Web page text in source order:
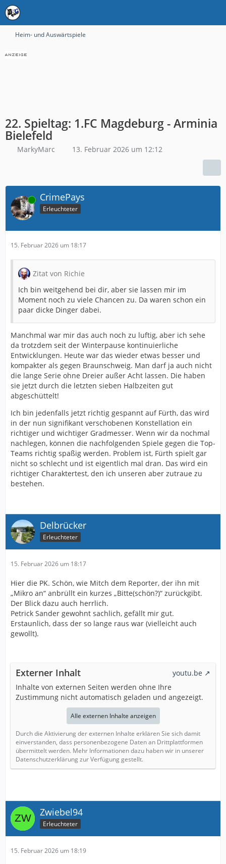
Heim- und Auswärtspiele
22. Spieltag: 1.FC Magdeburg - Arminia
Bielefeld
MarkyMarc 13. Februar 2026 um 12:12
Online CrimePays
Erleuchteter
15. Februar 2026 um 18:17
Zitat von Richie
Ich bin weitgehend bei dir, aber sie lassen mir im
Moment noch zu viele Chancen zu. Da waren schon ein
paar dicke Dinger dabei.
Manchmal war mir das auch noch zu luftig, aber ich sehe
da trotzdem seit der Winterpause kontinuierliche
Entwicklungen. Heute war das wieder etwas besser und
kompakter als gegen Braunschweig. Man darf ja auch nicht
die lange Serie ohne Dreier außer Acht lassen. Die haben
sie jetzt durch die letzten sieben Halbzeiten gut
abgeschüttelt!
Ich bin jedenfalls jetzt richtig gespannt auf Fürth, das wird
in der nun signifikant verschobenen Konstellation ein
richtiger und wichtiger Gradmesser. Wenn wir da nochmal
nachlegen, können die nachfolgenden Spiele gegen die Top-
Teams richtig spaßig werden. Problem ist, Fürth spielt gar
nicht so schlecht und ist eigentlich mal dran. Das wird ein
richtiger Charaktertest, den ich unseren aber zutraue zu
bestehen.
Delbrücker
Erleuchteter
15. Februar 2026 um 18:17
Hier die PK. Schön, wie Mitch dem Reporter, der ihn mit
„Mikro an“ anbrüllt ein kurzes „Bitte(schön?)“ zurückgibt.
Der Blick dazu auch herrlich.
Petrick Sander gewohnt sachlich, gefällt mir gut.
Erstaunlich, dass der so lange raus war (vielleicht auch
gewollt).
Externer Inhalt
youtu.be
Inhalte von externen Seiten werden ohne Ihre
Zustimmung nicht automatisch geladen und angezeigt.
Alle externen Inhalte anzeigen
Durch die Aktivierung der externen Inhalte erklären Sie sich damit
einverstanden, dass personenbezogene Daten an Drittplattformen
übermittelt werden. Mehr Informationen dazu haben wir in unserer
Datenschutzerklärung zur Verfügung gestellt.
Zwiebel94
Erleuchteter
15. Februar 2026 um 18:19